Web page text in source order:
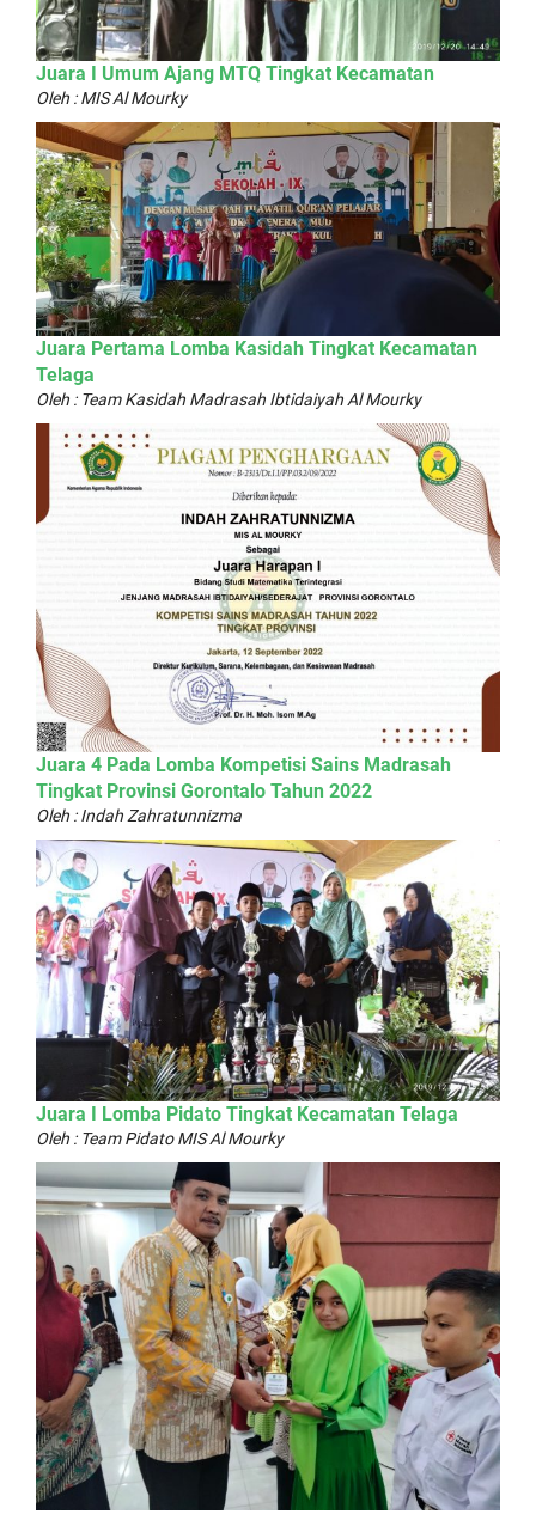
Juara I Umum Ajang MTQ Tingkat Kecamatan
Oleh : MIS Al Mourky
Juara Pertama Lomba Kasidah Tingkat Kecamatan
Telaga
Oleh : Team Kasidah Madrasah Ibtidaiyah Al Mourky
Juara 4 Pada Lomba Kompetisi Sains Madrasah
Tingkat Provinsi Gorontalo Tahun 2022
Oleh : Indah Zahratunnizma
Juara I Lomba Pidato Tingkat Kecamatan Telaga
Oleh : Team Pidato MIS Al Mourky